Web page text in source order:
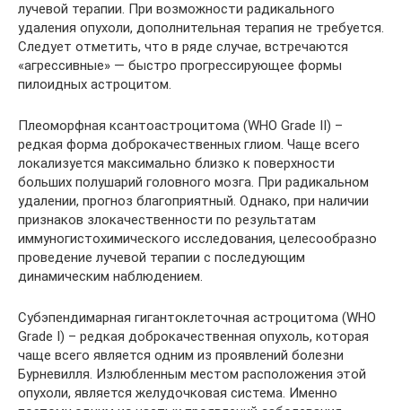
лучевой терапии. При возможности радикального
удаления опухоли, дополнительная терапия не требуется.
Следует отметить, что в ряде случае, встречаются
«агрессивные» — быстро прогрессирующее формы
пилоидных астроцитом.
Плеоморфная ксантоастроцитома (WHO Grade II) –
редкая форма доброкачественных глиом. Чаще всего
локализуется максимально близко к поверхности
больших полушарий головного мозга. При радикальном
удалении, прогноз благоприятный. Однако, при наличии
признаков злокачественности по результатам
иммуногистохимического исследования, целесообразно
проведение лучевой терапии с последующим
динамическим наблюдением.
Субэпендимарная гигантоклеточная астроцитома (WHO
Grade I) – редкая доброкачественная опухоль, которая
чаще всего является одним из проявлений болезни
Бурневилля. Излюбленным местом расположения этой
опухоли, является желудочковая система. Именно